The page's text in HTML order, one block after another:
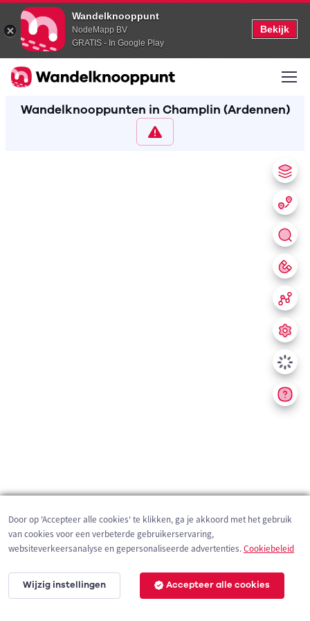
Wandelknooppunt
NodeMapp BV
GRATIS - In Google Play
Bekijk
Wandelknooppunten in Champlin (Ardennen)
200 m
Door op 'Accepteer alle cookies' te klikken, ga je akkoord met het gebruik
van cookies voor een verbeterde gebruikerservaring,
websiteverkeersanalyse en gepersonaliseerde advertenties.Cookiebeleid
Wijzig instellingen Accepteer alle cookies